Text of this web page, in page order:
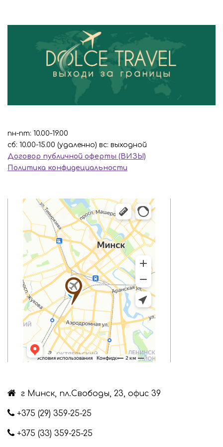
пн-пт: 10.00-19.00
сб: 10.00-15.00 (удаленно) вс: выходной
Договор публичной оферты (ВИЗЫ)
Политика конфидециальности
г Минск, пл.Свободы, 23, офис 39
+375 (29) 359-25-25
+375 (33) 359-25-25